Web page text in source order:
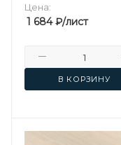
Цена:
1 684₽/лист
В КОРЗИНУ